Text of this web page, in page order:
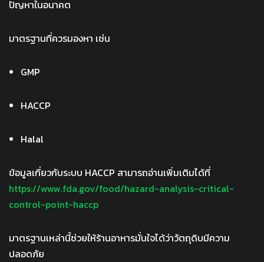
ปัญหาในอนาคต
มาตรฐานที่ควรมองหา เช่น
GMP
HACCP
Halal
ข้อมูลเกี่ยวกับระบบ HACCP สามารถอ่านเพิ่มเติมได้ที่
https://www.fda.gov/food/hazard-analysis-critical-
control-point-haccp
มาตรฐานเหล่านี้ช่วยให้ร้านอาหารมั่นใจได้ว่าวัตถุดิบมีความ
ปลอดภัย